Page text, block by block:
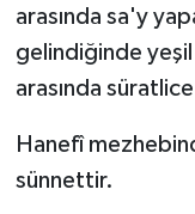
arasında sa'y
gelindiğinde yeşil
arasında
Hanefî
sünnettir.
Bilecik
Bingöl
Kültür-Sanat